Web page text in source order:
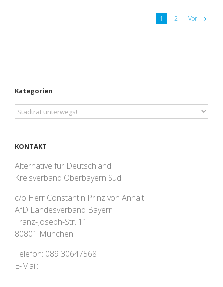
1 2 Vor
Kategorien
Kategorien
KONTAKT
Alternative für Deutschland
Kreisverband Oberbayern Süd
c/o Herr Constantin Prinz von Anhalt
AfD Landesverband Bayern
Franz-Joseph-Str. 11
80801 München
Telefon: 089 30647568
E-Mail: